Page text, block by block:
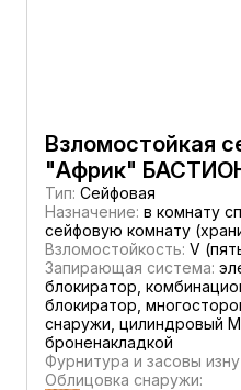
Взломостойкая
"Африк"
Тип: Сейфовая
Назначение: в комнату
сейфовую комнату
Взломостойкость: V
Запирающая система:
блокиратор,
блокиратор,
снаружи, цилиндровый
броненакладкой
Фурнитура и засовы
Облицовка снаружи: